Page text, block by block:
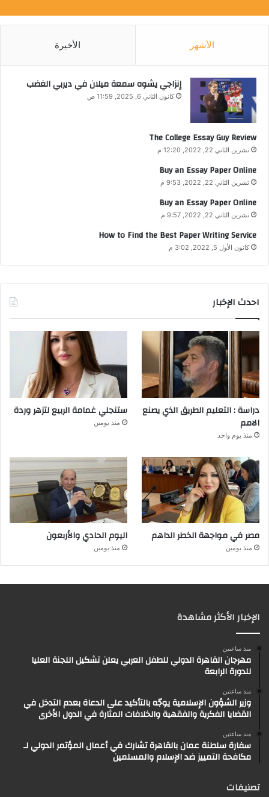
الأشهر الأخيرة
إنزاجي يشوه سمعة ميلان في ديربي الغضب
كانون الثاني 6, 2025, 11:59 ص
The College Essay Guy Review
تشرين الثاني 22, 2022, 12:20 م
Buy an Essay Paper Online
تشرين الثاني 22, 2022, 9:53 م
Buy an Essay Paper Online
تشرين الثاني 22, 2022, 9:57 م
How to Find the Best Paper Writing Service
كانون الأول 5, 2022, 3:02 م
احدث الإخبار
دراسة : التعليم الطريق الذي يصنع
الامم
منذ يوم واحد
ستنجلي غمامة الربيع لتزهر وردة
منذ يومين
مصر في مواجهة الخطر الداهم
منذ يومين
اليوم الحادي والأربعون
منذ يومين
الإخبار الأكثر مشاهدة
منذ ساعتين
مهرجان القاهرة الدولي للطفل العربي يعلن تشكيل اللجنة العليا
للدورة الرابعة
منذ ساعتين
وزير الشؤون الإسلامية يوجّه بالتأكيد على الدعاة بعدم التدخل في
القضايا الفكرية والفقهية والخلافات المثارة في الدول الأخرى
منذ ساعتين
سفارة سلطنة عمان بالقاهرة تشارك في أعمال المؤتمر الدولي لـ
مكافحة التمييز ضد الإسلام والمسلمين
تصنيفات